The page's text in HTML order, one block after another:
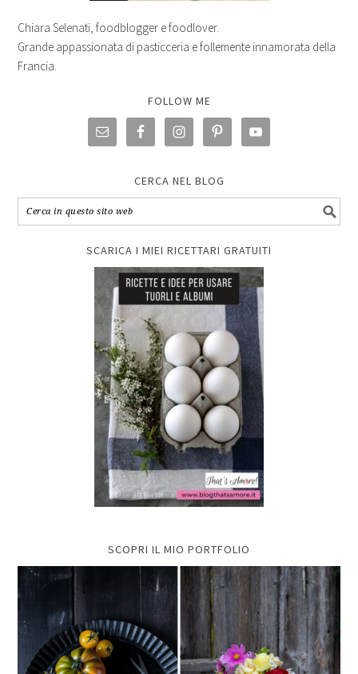
Chiara Selenati, foodblogger e foodlover.
Grande appassionata di pasticceria e follemente innamorata della
Francia.
FOLLOW ME
CERCA NEL BLOG
SCARICA I MIEI RICETTARI GRATUITI
SCOPRI IL MIO PORTFOLIO